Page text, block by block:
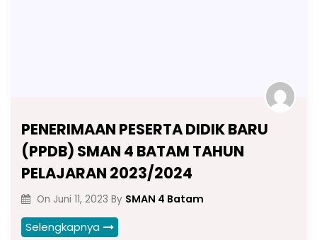
PENERIMAAN PESERTA DIDIK BARU
(PPDB) SMAN 4 BATAM TAHUN
PELAJARAN 2023/2024
On Juni 11, 2023 By SMAN 4 Batam
Selengkapnya